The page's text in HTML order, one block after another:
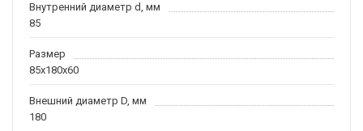
Внутренний диаметр d, мм
85
Размер
85x180x60
Внешний диаметр D, мм
180